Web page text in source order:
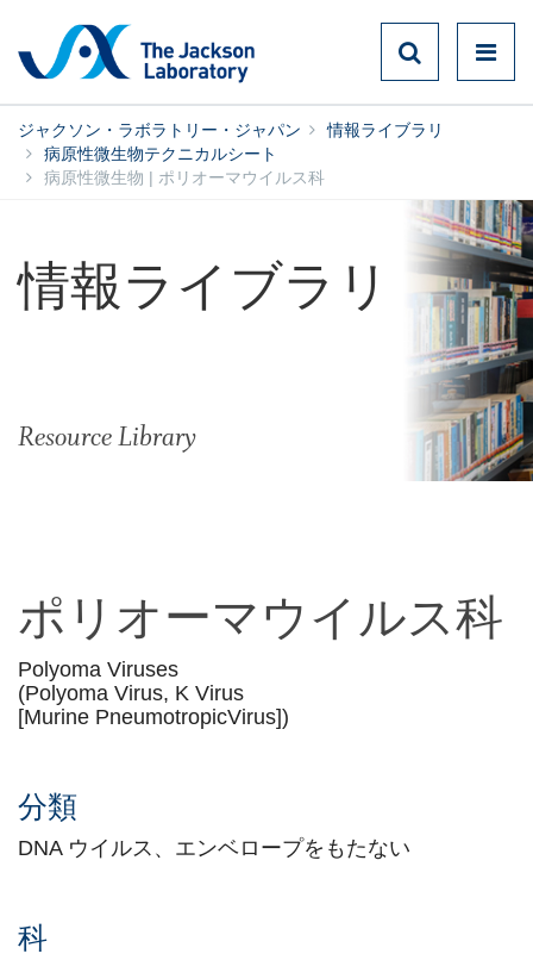
ジャクソン・ラボラトリー・ジャパン
情報ライブラリ
病原性微生物テクニカルシート
病原性微生物 | ポリオーマウイルス科
情報ライブラリ
Resource Library
ポリオーマウイルス科
Polyoma Viruses
(Polyoma Virus, K Virus
[Murine PneumotropicVirus])
分類
DNA ウイルス、エンベロープをもたない
科